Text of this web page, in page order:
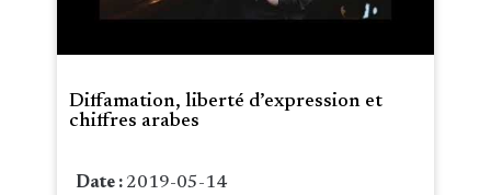
Diffamation, liberté d’expression et
chiffres arabes
Date : 2019-05-14